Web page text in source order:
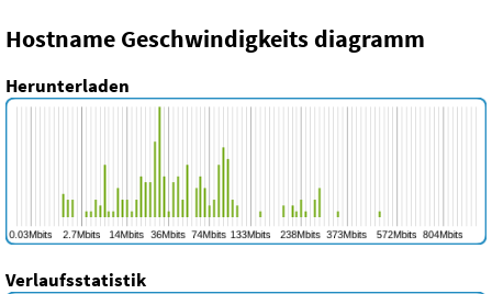
Hostname Geschwindigkeits diagramm
Herunterladen
Verlaufsstatistik